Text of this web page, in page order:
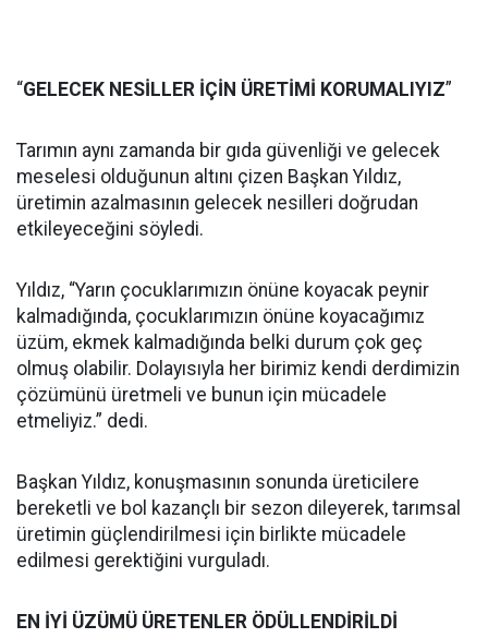
“GELECEK NESİLLER İÇİN ÜRETİMİ KORUMALIYIZ”
Tarımın aynı zamanda bir gıda güvenliği ve gelecek
meselesi olduğunun altını çizen Başkan Yıldız,
üretimin azalmasının gelecek nesilleri doğrudan
etkileyeceğini söyledi.
Yıldız, “Yarın çocuklarımızın önüne koyacak peynir
kalmadığında, çocuklarımızın önüne koyacağımız
üzüm, ekmek kalmadığında belki durum çok geç
olmuş olabilir. Dolayısıyla her birimiz kendi derdimizin
çözümünü üretmeli ve bunun için mücadele
etmeliyiz.” dedi.
Başkan Yıldız, konuşmasının sonunda üreticilere
bereketli ve bol kazançlı bir sezon dileyerek, tarımsal
üretimin güçlendirilmesi için birlikte mücadele
edilmesi gerektiğini vurguladı.
EN İYİ ÜZÜMÜ ÜRETENLER ÖDÜLLENDİRİLDİ